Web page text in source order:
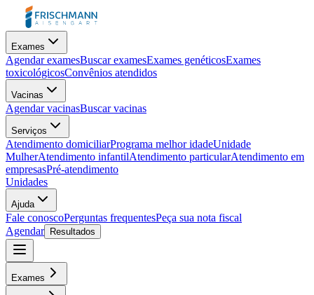
Exames
Agendar examesBuscar examesExames genéticosExames
toxicológicosConvênios atendidos
Vacinas
Agendar vacinasBuscar vacinas
Serviços
Atendimento domiciliarPrograma melhor idadeUnidade
MulherAtendimento infantilAtendimento particularAtendimento em
empresasPré-atendimento
Unidades
Ajuda
Fale conoscoPerguntas frequentesPeça sua nota fiscal
Agendar
Resultados
Exames